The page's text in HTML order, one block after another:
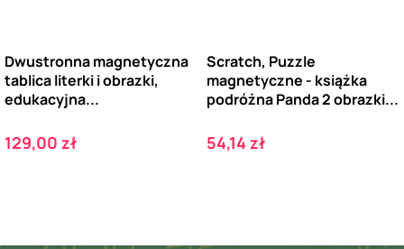
Dwustronna magnetyczna
tablica literki i obrazki,
edukacyjna...
Cena
129,00 zł
Scratch, Puzzle
magnetyczne - książka
podróżna Panda 2 obrazki...
Cena
54,14 zł